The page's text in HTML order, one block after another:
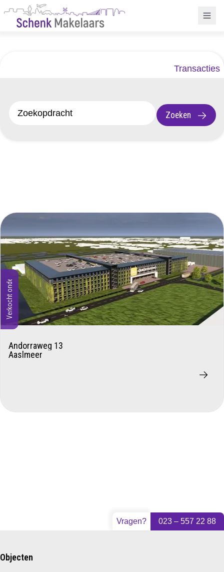
Transacties
Zoeken
Verkocht onder voorbehoud
Andorraweg 13
Aaslmeer
Vragen? 023 – 557 22 88
Objecten